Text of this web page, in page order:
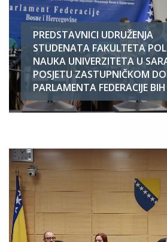
PREDSTAVNICI UDRUŽENJA
STUDENATA FAKULTETA
NAUKA UNIVERZITETA U
POSJETU ZASTUPNIČKOM
PARLAMENTA FEDERACIJE BIH